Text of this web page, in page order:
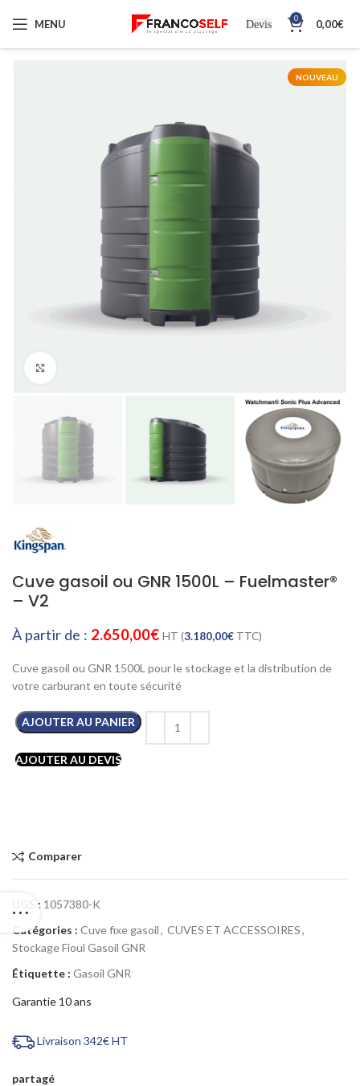
MENU Devis 0 0,00€
NOUVEAU
Cuve gasoil ou GNR 1500L – Fuelmaster®
– V2
À partir de : 2.650,00€ HT (3.180,00€ TTC)
Cuve gasoil ou GNR 1500L pour le stockage et la distribution de
votre carburant en toute sécurité
AJOUTER AU PANIER
AJOUTER AU DEVIS
Comparer
UGS : 1057380-K
Catégories : Cuve fixe gasoil, CUVES ET ACCESSOIRES,
Stockage Fioul Gasoil GNR
Étiquette : Gasoil GNR
Garantie 10 ans
Livraison 342€ HT
partagé